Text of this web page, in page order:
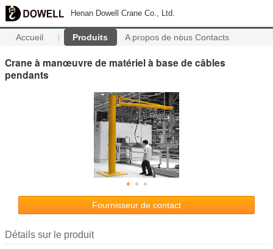
Henan Dowell Crane Co., Ltd.
Accueil Produits A propos de nous Contacts
Crane à manœuvre de matériel à base de câbles
pendants
Fournisseur de contact
Détails sur le produit